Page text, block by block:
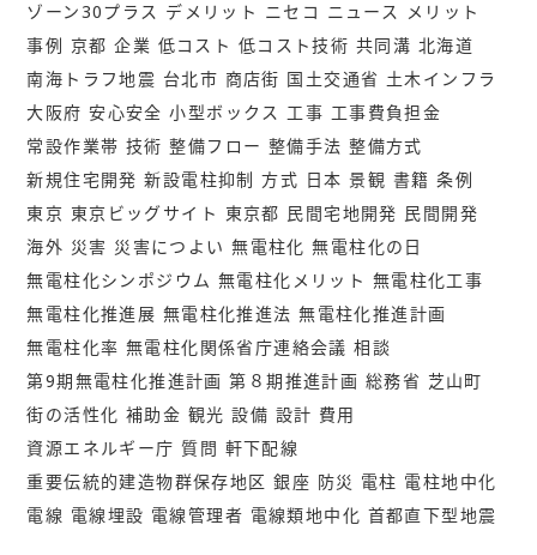
ゾーン30プラス デメリット ニセコ ニュース メリット
事例 京都 企業 低コスト 低コスト技術 共同溝 北海道
南海トラフ地震 台北市 商店街 国土交通省 土木インフラ
大阪府 安心安全 小型ボックス 工事 工事費負担金
常設作業帯 技術 整備フロー 整備手法 整備方式
新規住宅開発 新設電柱抑制 方式 日本 景観 書籍 条例
東京 東京ビッグサイト 東京都 民間宅地開発 民間開発
海外 災害 災害につよい 無電柱化 無電柱化の日
無電柱化シンポジウム 無電柱化メリット 無電柱化工事
無電柱化推進展 無電柱化推進法 無電柱化推進計画
無電柱化率 無電柱化関係省庁連絡会議 相談
第9期無電柱化推進計画 第８期推進計画 総務省 芝山町
街の活性化 補助金 観光 設備 設計 費用
資源エネルギー庁 質問 軒下配線
重要伝統的建造物群保存地区 銀座 防災 電柱 電柱地中化
電線 電線埋設 電線管理者 電線類地中化 首都直下型地震